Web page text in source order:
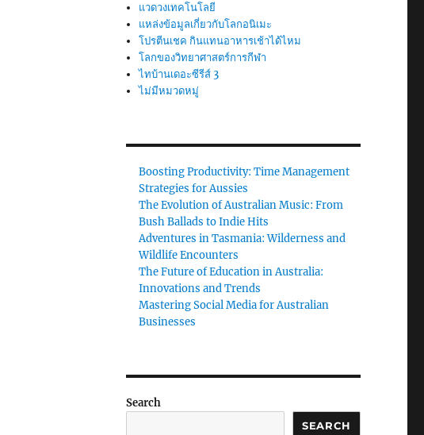
แวดวงเทคโนโลยี
แหล่งข้อมูลเกี่ยวกับโลกอนิเมะ
โปรตีนเชค กินแทนอาหารเช้าได้ไหม
โลกของวิทยาศาสตร์การกีฬา
ไทบ้านเดอะซีรีส์ 3
ไม่มีหมวดหมู่
Boosting Productivity: Time Management
Strategies for Aussies
The Evolution of Australian Music: From
Bush Ballads to Indie Hits
Adventures in Tasmania: Wilderness and
Wildlife Encounters
The Future of Education in Australia:
Innovations and Trends
Mastering Social Media for Australian
Businesses
Search
SEARCH